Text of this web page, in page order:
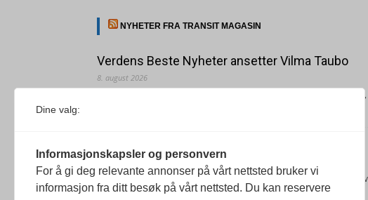
NYHETER FRA TRANSIT MAGASIN
Verdens Beste Nyheter ansetter Vilma Taubo
8. august 2026
Vilma Taubo er utdannet journalist og har jobbet for NRK,
8. august 2026
Hun har tidligere jobbet som kommunikasjonsrådgiver og
Redaksjonen
Dine valg:
Informasjonskapsler og personvern
For å gi deg relevante annonser på vårt nettsted bruker vi
informasjon fra ditt besøk på vårt nettsted. Du kan reservere